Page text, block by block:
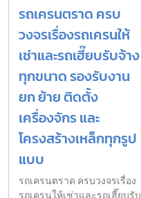
รถเครนตราด ครบ
วงจรเรื่องรถเครนให้
เช่าและรถเฮี๊ยบรับจ้าง
ทุกขนาด รองรับงาน
ยก ย้าย ติดตั้ง
เครื่องจักร และ
โครงสร้างเหล็กทุกรูป
แบบ
รถเครนตราด ครบวงจรเรื่อง